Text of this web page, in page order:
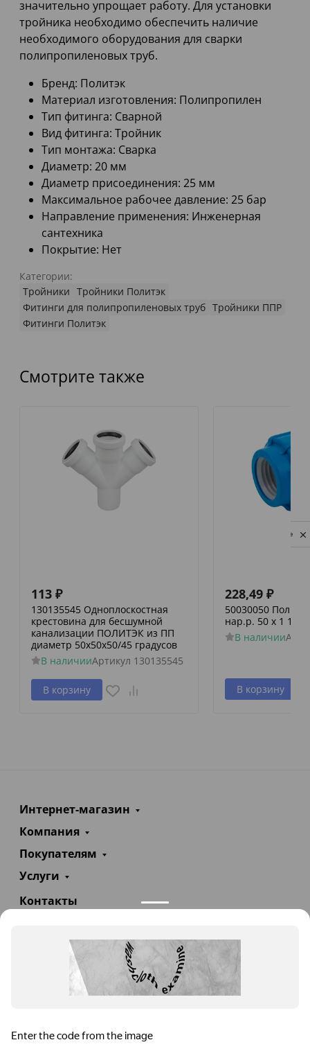
значительно упрощает работу. Для установки
тройника необходимо обеспечить наличие
необходимого оборудования для сварки
полипропиленовых труб.
Бренд: Политэк
Материал изготовления: Полипропилен
Тип фитинга: Сварной
Вид фитинга: Тройник
Тип монтажа: Сварка
Диаметр: 20 мм
Диаметр присоединения: 25 мм
Максимальное рабочее давление: 25 бар
Направление применения: Инженерная
сантехника
Покрытие: Нет
Категории:
Тройники Тройники Политэк
Фитинги для полипропиленовых труб Тройники ППР
Фитинги Политэк
Смотрите также
113 ₽
130135545 Одноплоскостная
крестовина для бесшумной
канализации ПОЛИТЭК из ПП
диаметр 50х50х50/45 градусов
В наличииАртикул 130135545
В корзину
228,49 ₽
50030050
нар.р. 50 х 1 1/2
В наличии
В корзину
Интернет-магазин
Компания
Покупателям
Услуги
Контакты
info@teploexpert.com
Пн—Сб 09:00 – 18:00
TeploExpert.com © 2008 - 2026 Оборудование для
Privacy notice